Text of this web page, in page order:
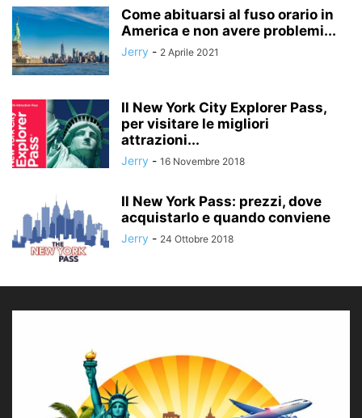
Come abituarsi al fuso orario in
America e non avere problemi...
Jerry - 2 Aprile 2021
Il New York City Explorer Pass,
per visitare le migliori
attrazioni...
Jerry - 16 Novembre 2018
Il New York Pass: prezzi, dove
acquistarlo e quando conviene
Jerry - 24 Ottobre 2018